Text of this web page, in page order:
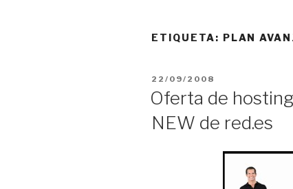
ETIQUETA: PLAN
PUBLICADO
22/09/2008
Oferta de
NEW de red.es